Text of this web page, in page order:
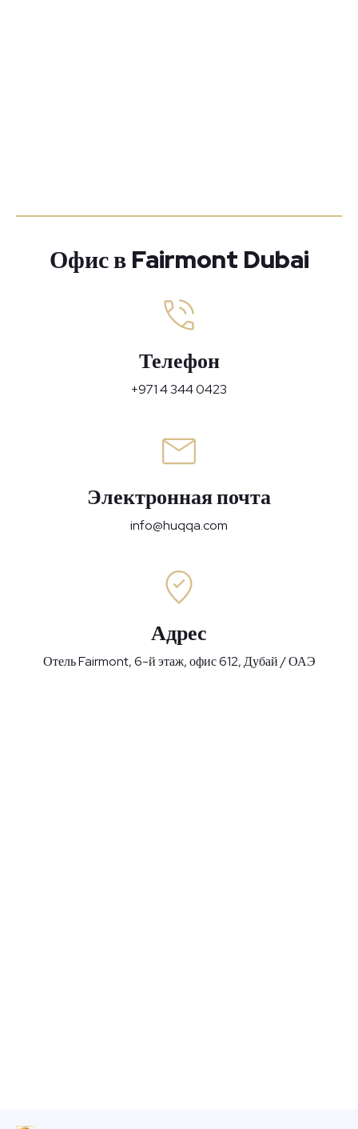
Офис в Fairmont Dubai
Телефон
+971 4 344 0423
Электронная почта
info@huqqa.com
Адрес
Отель Fairmont, 6-й этаж, офис 612, Дубай / ОАЭ